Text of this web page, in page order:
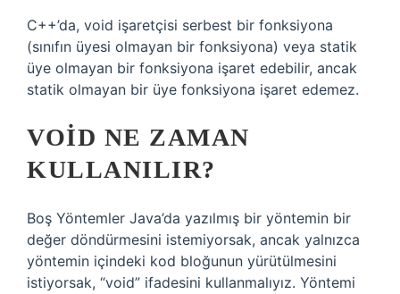
C++’da, void işaretçisi serbest bir fonksiyona
(sınıfın üyesi olmayan bir fonksiyona) veya statik
üye olmayan bir fonksiyona işaret edebilir, ancak
statik olmayan bir üye fonksiyona işaret edemez.
VOID NE ZAMAN
KULLANILIR?
Boş Yöntemler Java’da yazılmış bir yöntemin bir
değer döndürmesini istemiyorsak, ancak yalnızca
yöntemin içindeki kod bloğunun yürütülmesini
istiyorsak, “void” ifadesini kullanmalıyız. Yöntemi